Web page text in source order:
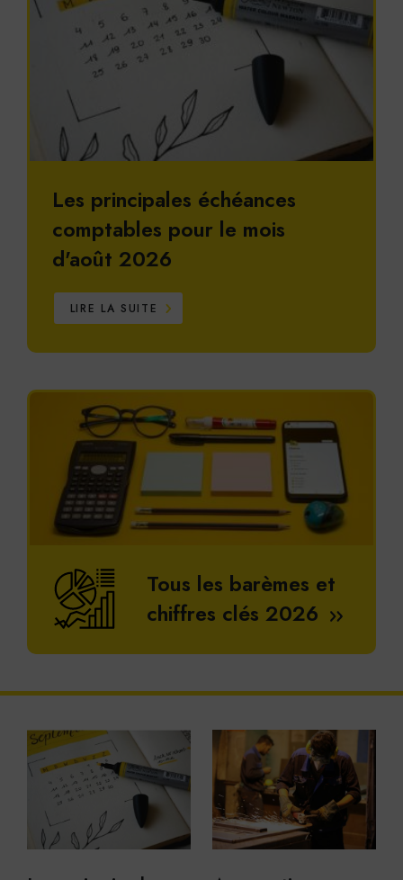
Les principales échéances
comptables pour le mois
d'août 2026
LIRE LA SUITE
Tous les barèmes et
chiffres clés 2026